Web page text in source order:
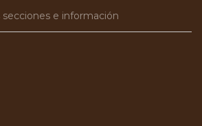
secciones e información